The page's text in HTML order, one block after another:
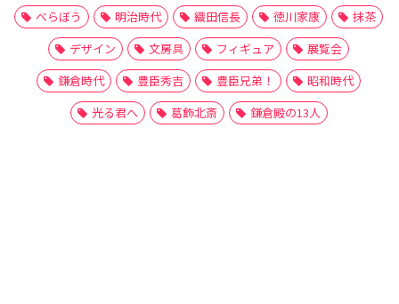
べらぼう
明治時代 織田信長 徳川家康
抹茶
デザイン
文房具 フィギュア
展覧会
鎌倉時代
豊臣秀吉 豊臣兄弟！
昭和時代
光る君へ
葛飾北斎 鎌倉殿の13人